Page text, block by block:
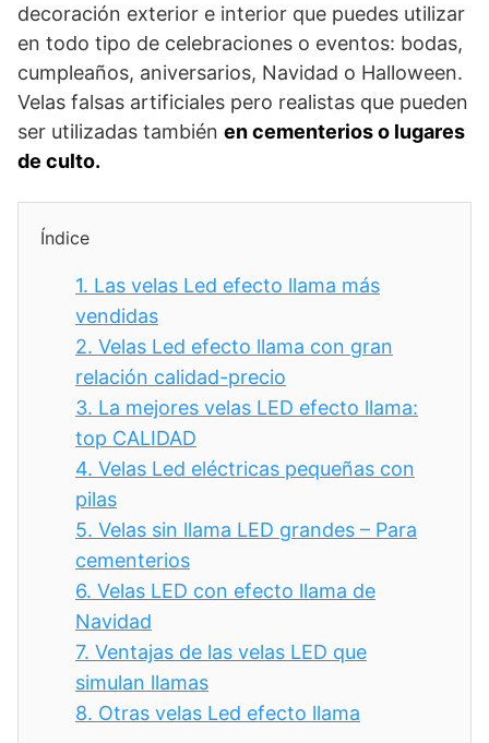
decoración exterior e interior que puedes utilizar
en todo tipo de celebraciones o eventos: bodas,
cumpleaños, aniversarios, Navidad o Halloween.
Velas falsas artificiales pero realistas que pueden
ser utilizadas también en cementerios o lugares
de culto.
Índice
1. Las velas Led efecto llama más
vendidas
2. Velas Led efecto llama con gran
relación calidad-precio
3. La mejores velas LED efecto llama:
top CALIDAD
4. Velas Led eléctricas pequeñas con
pilas
5. Velas sin llama LED grandes – Para
cementerios
6. Velas LED con efecto llama de
Navidad
7. Ventajas de las velas LED que
simulan llamas
8. Otras velas Led efecto llama